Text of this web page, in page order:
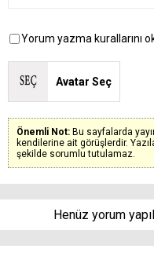
Yorum yazma kurallarını
Avatar Seç
Önemli Not: Bu sayfalarda
kendilerine ait görüşlerdir.
şekilde sorumlu tutulamaz.
Henüz yorum